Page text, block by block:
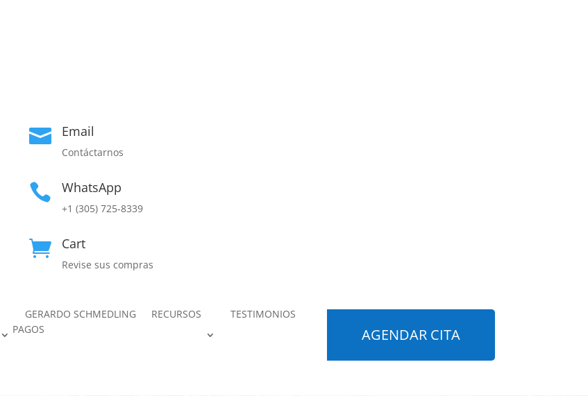
 Email
Contáctarnos
 WhatsApp
+1 (305) 725-8339
 Cart
Revise sus compras
GERARDO SCHMEDLING RECURSOS
TESTIMONIOS
PAGOS
AGENDAR CITA